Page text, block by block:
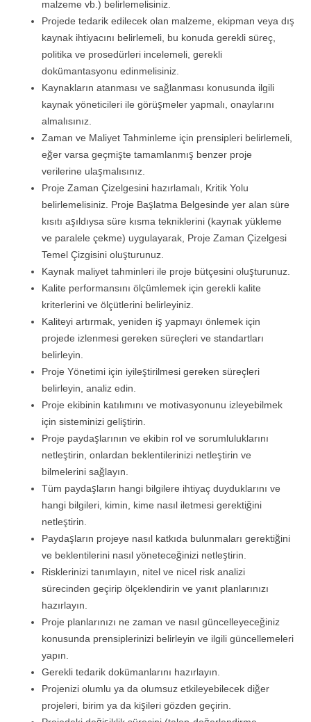
malzeme vb.) belirlemelisiniz.
Projede tedarik edilecek olan malzeme, ekipman veya dış
kaynak ihtiyacını belirlemeli, bu konuda gerekli süreç,
politika ve prosedürleri incelemeli, gerekli
dokümantasyonu edinmelisiniz.
Kaynakların atanması ve sağlanması konusunda ilgili
kaynak yöneticileri ile görüşmeler yapmalı, onaylarını
almalısınız.
Zaman ve Maliyet Tahminleme için prensipleri belirlemeli,
eğer varsa geçmişte tamamlanmış benzer proje
verilerine ulaşmalısınız.
Proje Zaman Çizelgesini hazırlamalı, Kritik Yolu
belirlemelisiniz. Proje Başlatma Belgesinde yer alan süre
kısıtı aşıldıysa süre kısma tekniklerini (kaynak yükleme
ve paralele çekme) uygulayarak, Proje Zaman Çizelgesi
Temel Çizgisini oluşturunuz.
Kaynak maliyet tahminleri ile proje bütçesini oluşturunuz.
Kalite performansını ölçümlemek için gerekli kalite
kriterlerini ve ölçütlerini belirleyiniz.
Kaliteyi artırmak, yeniden iş yapmayı önlemek için
projede izlenmesi gereken süreçleri ve standartları
belirleyin.
Proje Yönetimi için iyileştirilmesi gereken süreçleri
belirleyin, analiz edin.
Proje ekibinin katılımını ve motivasyonunu izleyebilmek
için sisteminizi geliştirin.
Proje paydaşlarının ve ekibin rol ve sorumluluklarını
netleştirin, onlardan beklentilerinizi netleştirin ve
bilmelerini sağlayın.
Tüm paydaşların hangi bilgilere ihtiyaç duyduklarını ve
hangi bilgileri, kimin, kime nasıl iletmesi gerektiğini
netleştirin.
Paydaşların projeye nasıl katkıda bulunmaları gerektiğini
ve beklentilerini nasıl yöneteceğinizi netleştirin.
Risklerinizi tanımlayın, nitel ve nicel risk analizi
sürecinden geçirip ölçeklendirin ve yanıt planlarınızı
hazırlayın.
Proje planlarınızı ne zaman ve nasıl güncelleyeceğiniz
konusunda prensiplerinizi belirleyin ve ilgili güncellemeleri
yapın.
Gerekli tedarik dokümanlarını hazırlayın.
Projenizi olumlu ya da olumsuz etkileyebilecek diğer
projeleri, birim ya da kişileri gözden geçirin.